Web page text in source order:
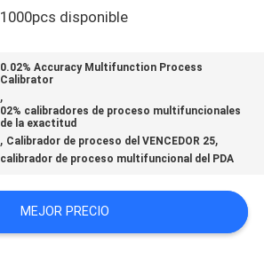
1000pcs disponible
0.02% Accuracy Multifunction Process
Calibrator
,
02% calibradores de proceso multifuncionales
de la exactitud
, Calibrador de proceso del VENCEDOR 25,
calibrador de proceso multifuncional del PDA
MEJOR PRECIO